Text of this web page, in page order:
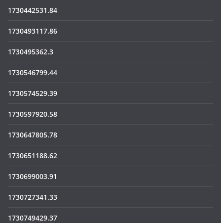
1730442531.84
1730493117.86
1730495362.3
1730546799.44
1730574529.39
1730597920.58
1730647805.78
1730651188.62
1730699003.91
1730727341.33
1730749429.37